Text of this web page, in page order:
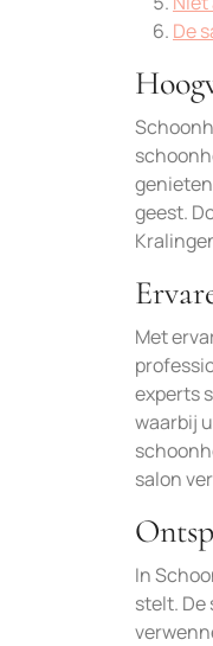
De
geest.
Met
experts
waarbij
salon
In
stelt. De